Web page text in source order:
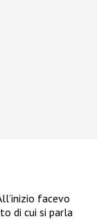
facevo
di cui si parla